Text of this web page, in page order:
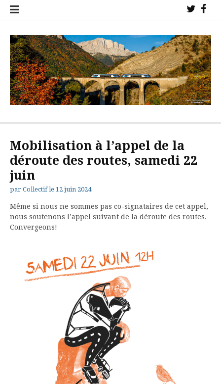
Aller
Twitter
!
!
trains sur nos lignes !
Mobilisation à l’appel de la
déroute des routes, samedi 22
juin
par Collectif le 12 juin 2024
Même si nous ne sommes pas co-signataires de cet appel,
nous soutenons l’appel suivant de la déroute des routes.
Convergeons!